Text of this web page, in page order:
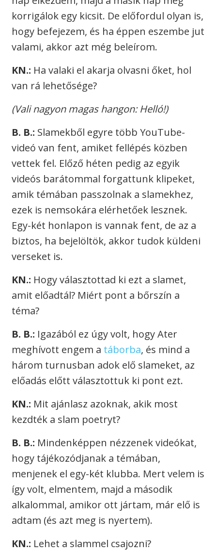
korrigálok egy kicsit. De előfordul olyan is,
hogy befejezem, és ha éppen eszembe jut
valami, akkor azt még beleírom.
KN.: Ha valaki el akarja olvasni őket, hol
van rá lehetősége?
(Vali nagyon magas hangon: Helló!)
B. B.: Slamekből egyre több YouTube-
videó van fent, amiket fellépés közben
vettek fel. Előző héten pedig az egyik
videós barátommal forgattunk klipeket,
amik témában passzolnak a slamekhez,
ezek is nemsokára elérhetőek lesznek.
Egy-két honlapon is vannak fent, de az a
biztos, ha bejelöltök, akkor tudok küldeni
verseket is.
KN.: Hogy választottad ki ezt a slamet,
amit előadtál? Miért pont a bőrszín a
téma?
B. B.: Igazából ez úgy volt, hogy Ater
meghívott engem a táborba, és mind a
három turnusban adok elő slameket, az
előadás előtt választottuk ki pont ezt.
KN.: Mit ajánlasz azoknak, akik most
kezdték a slam poetryt?
B. B.: Mindenképpen nézzenek videókat,
hogy tájékozódjanak a témában,
menjenek el egy-két klubba. Mert velem is
így volt, elmentem, majd a második
alkalommal, amikor ott jártam, már elő is
adtam (és azt meg is nyertem).
KN.: Lehet a slammel csajozni?